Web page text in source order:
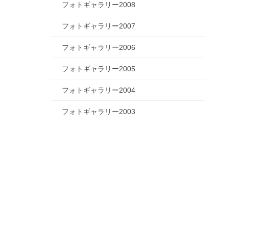
フォトギャラリー2008
フォトギャラリー2007
フォトギャラリー2006
フォトギャラリー2005
フォトギャラリー2004
フォトギャラリー2003